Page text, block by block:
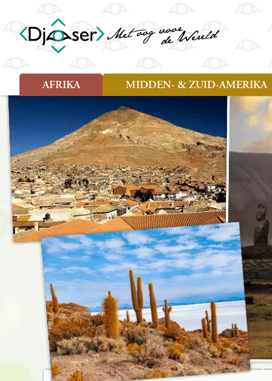
AFRIKA
Familiereis (10)
Fietsreis (2)
Wandelreis (1)
Cultuur (3)
Natuur (6)
Nieuwe reizen
Voodoo in Benin en Togo, 16
dagen
Angola
Benin
Botswana
Egypte
Ghana
Kaapverdië
Kenia
Madagaskar
Malawi
Marokko
Mauritius
MIDDEN- & ZUID-AMERIKA
Soort reizen
Rondreis (25)
Familiereis (11)
Fietsreis (1)
Cultuur (9)
Natuur (13)
Argentinië
Costa Rica
Cuba
Ecuador
El